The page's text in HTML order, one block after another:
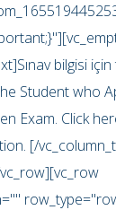
bilgisi için
Student who
Exam. Click
[/